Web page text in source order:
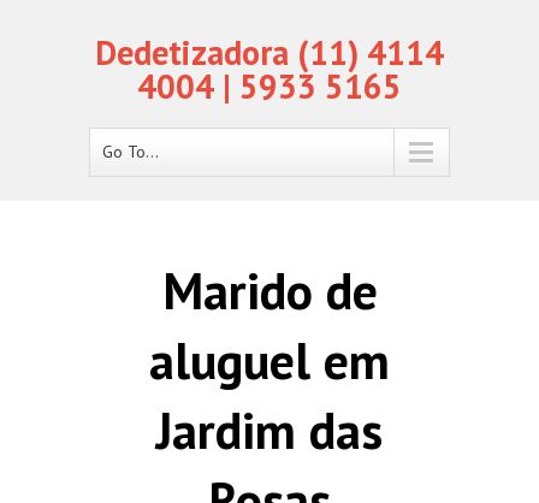
Dedetizadora (11) 4114
4004 | 5933 5165
Go To...
Marido de
aluguel em
Jardim das